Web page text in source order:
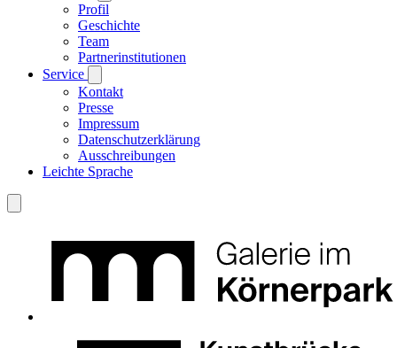
Profil
Geschichte
Team
Partnerinstitutionen
Service
Kontakt
Presse
Impressum
Datenschutzerklärung
Ausschreibungen
Leichte Sprache